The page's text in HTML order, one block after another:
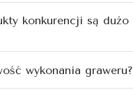
konkurencji są dużo
wykonania graweru?